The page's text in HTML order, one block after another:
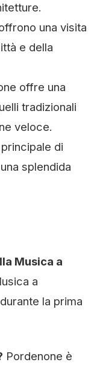
una visita
e della
offre una
tradizionali
veloce.
di
splendida
Musica a
a
la prima
Pordenone è